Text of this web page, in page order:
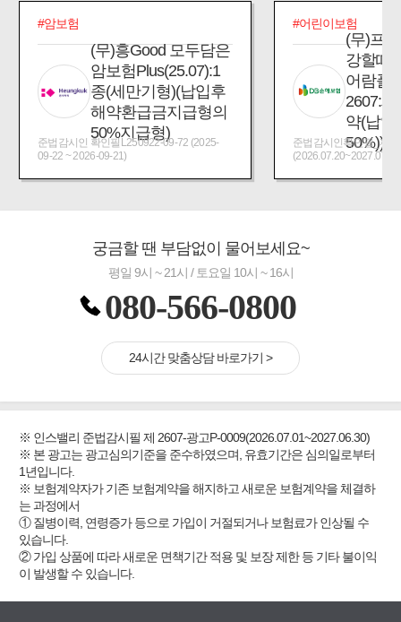
#암보험
(무)흥Good 모두담은
암보험Plus(25.07):1
종(세만기형)(납입후
해약환급금지급형의
50%지급형)
준법감시인 확인필L250922-09-72 (2025-
09-22 ~ 2026-09-21)
#어린이보험
(무)프
강할때
어람플
2607:
약(납입
50%))
준법감시인확인필_제
궁금할 땐 부담없이 물어보세요~
평일 9시 ~ 21시 / 토요일 10시 ~ 16시
080-566-0800
24시간 맞춤상담 바로가기 >
※ 인스밸리 준법감시필 제 2607-광고P-0009(2026.07.01~2027.06.30)
※ 본 광고는 광고심의기준을 준수하였으며, 유효기간은 심의일로부터
1년입니다.
※ 보험계약자가 기존 보험계약을 해지하고 새로운 보험계약을 체결하
는 과정에서
① 질병이력, 연령증가 등으로 가입이 거절되거나 보험료가 인상될 수
있습니다.
② 가입 상품에 따라 새로운 면책기간 적용 및 보장 제한 등 기타 불이익
이 발생할 수 있습니다.